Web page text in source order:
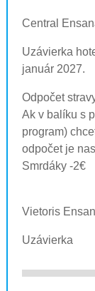
Central
Uzávierka
január 2027.
Odpočet
Ak v balíku s
program)
odpočet je
Smrdáky -2€
Vietoris
Uzávierka